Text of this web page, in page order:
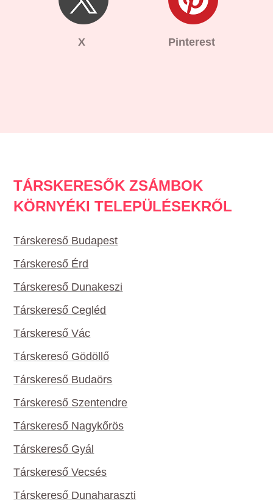
X Pinterest
TÁRSKERESŐK ZSÁMBOK
KÖRNYÉKI TELEPÜLÉSEKRŐL
Társkereső Budapest
Társkereső Érd
Társkereső Dunakeszi
Társkereső Cegléd
Társkereső Vác
Társkereső Gödöllő
Társkereső Budaörs
Társkereső Szentendre
Társkereső Nagykőrös
Társkereső Gyál
Társkereső Vecsés
Társkereső Dunaharaszti